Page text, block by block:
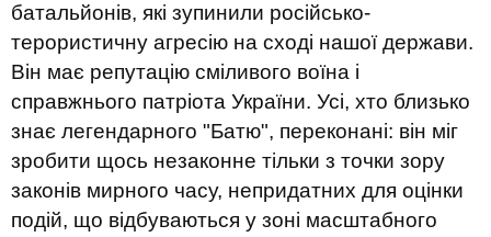
батальйонів, які зупинили російсько-
терористичну агресію на сході нашої держави.
Він має репутацію сміливого воїна і
справжнього патріота України. Усі, хто близько
знає легендарного "Батю", переконані: він міг
зробити щось незаконне тільки з точки зору
законів мирного часу, непридатних для оцінки
подій, що відбуваються у зоні масштабного